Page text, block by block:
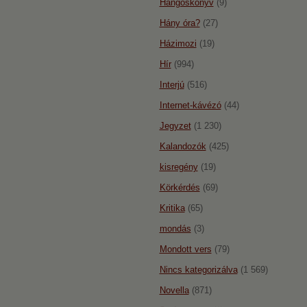
Hangoskönyv(9)
Hány óra?(27)
Házimozi (19)
Hír(994)
Interjú(516)
Internet-kávézó(44)
Jegyzet(1 230)
Kalandozók (425)
kisregény(19)
Körkérdés (69)
Kritika(65)
mondás (3)
Mondott vers (79)
Nincs kategorizálva(1 569)
Novella(871)